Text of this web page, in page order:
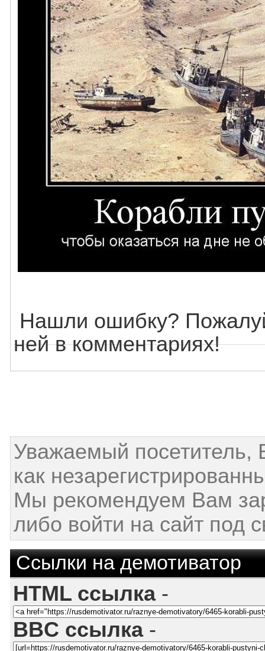
Нашли ошибку?
ней в комментариях!
Уважаемый посетитель,
как
Мы рекомендуем Вам
либо войти на сайт под
Ссылки на демотиватор
HTML ссылка-
BBC ссылка-